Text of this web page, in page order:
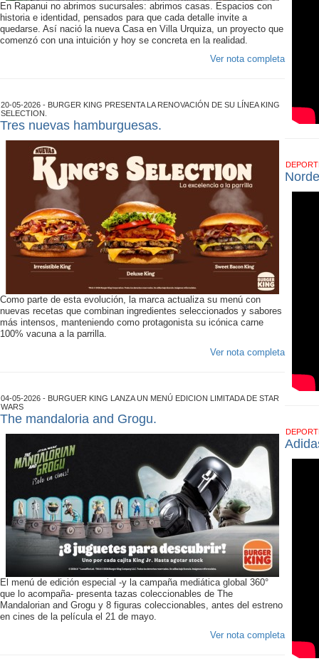
En Rapanui no abrimos sucursales: abrimos casas. Espacios con
historia e identidad, pensados para que cada detalle invite a
quedarse. Así nació la nueva Casa en Villa Urquiza, un proyecto que
comenzó con una intuición y hoy se concreta en la realidad.
Ver nota completa
20-05-2026 - BURGER KING PRESENTA LA RENOVACIÓN DE SU LÍNEA KING
SELECTION.
Tres nuevas hamburguesas.
Como parte de esta evolución, la marca actualiza su menú con
nuevas recetas que combinan ingredientes seleccionados y sabores
más intensos, manteniendo como protagonista su icónica carne
100% vacuna a la parrilla.
Ver nota completa
04-05-2026 - BURGUER KING LANZA UN MENÚ EDICION LIMITADA DE STAR
WARS
The mandaloria and Grogu.
El menú de edición especial -y la campaña mediática global 360°
que lo acompaña- presenta tazas coleccionables de The
Mandalorian and Grogu y 8 figuras coleccionables, antes del estreno
en cines de la película el 21 de mayo.
Ver nota completa